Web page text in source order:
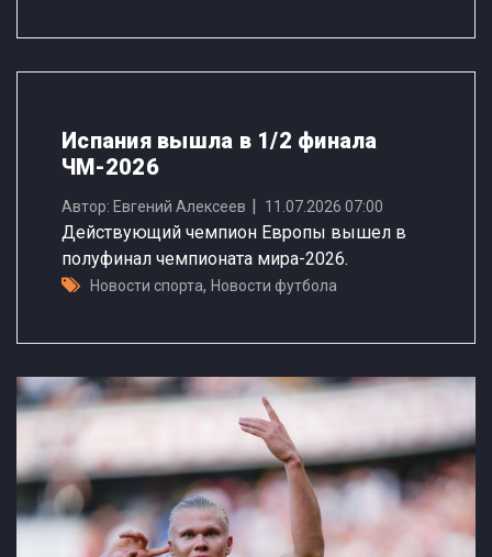
Испания вышла в 1/2 финала
ЧМ-2026
Автор: Евгений Алексеев 11.07.2026 07:00
Действующий чемпион Европы вышел в
полуфинал чемпионата мира-2026.
Новости спорта, Новости футбола